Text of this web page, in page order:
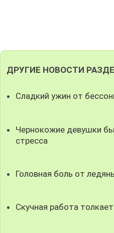
ДРУГИЕ НОВОСТИ
Сладкий ужин от
Чернокожие девушки
стресса
Головная боль от
Скучная работа